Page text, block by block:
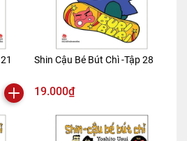
Shin Cậu Bé Bút Chì -Tập 28
19.000₫